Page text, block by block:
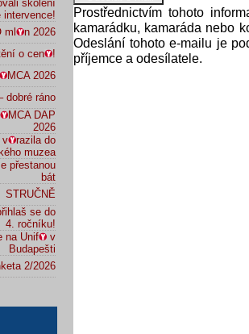
školení
intervence!
ml
n 2026
o cen
!
MCA 2026
dobré ráno
MCA DAP
2026
v
razila do
muzea
přestanou
bát
STRUČNĚ
se do
4. ročníku!
na Unif
v
Budapešti
2/2026
Prostřednictvím tohoto
kamarádku, kamaráda nebo
Odeslání tohoto e-mailu je
příjemce a odesílatele.